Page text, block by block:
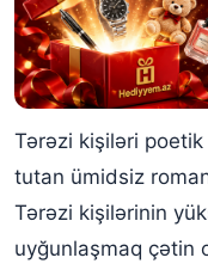
Tərəzi kişiləri poetik
tutan ümidsiz
Tərəzi kişilərinin
uyğunlaşmaq çətin